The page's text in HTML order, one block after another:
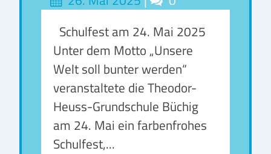
Schulfest am 24. Mai 2025
Unter dem Motto „Unsere
Welt soll bunter werden“
veranstaltete die Theodor-
Heuss-Grundschule Büchig
am 24. Mai ein farbenfrohes
Schulfest,...